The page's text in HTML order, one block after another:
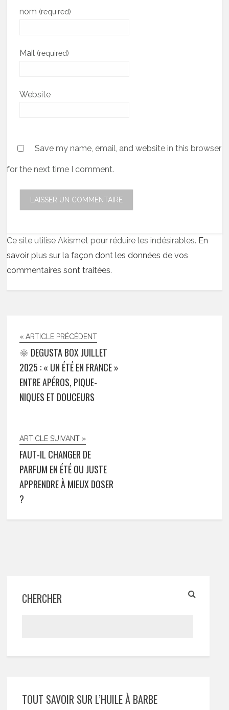
nom (required)
Mail (required)
Website
Save my name, email, and website in this browser
for the next time I comment.
Ce site utilise Akismet pour réduire les indésirables. En
savoir plus sur la façon dont les données de vos
commentaires sont traitées.
« ARTICLE PRÉCÉDENT
🌞 DEGUSTA BOX JUILLET
2025 : « UN ÉTÉ EN FRANCE »
ENTRE APÉROS, PIQUE-
NIQUES ET DOUCEURS
ARTICLE SUIVANT »
FAUT-IL CHANGER DE
PARFUM EN ÉTÉ OU JUSTE
APPRENDRE À MIEUX DOSER
?
CHERCHER
TOUT SAVOIR SUR L’HUILE À BARBE